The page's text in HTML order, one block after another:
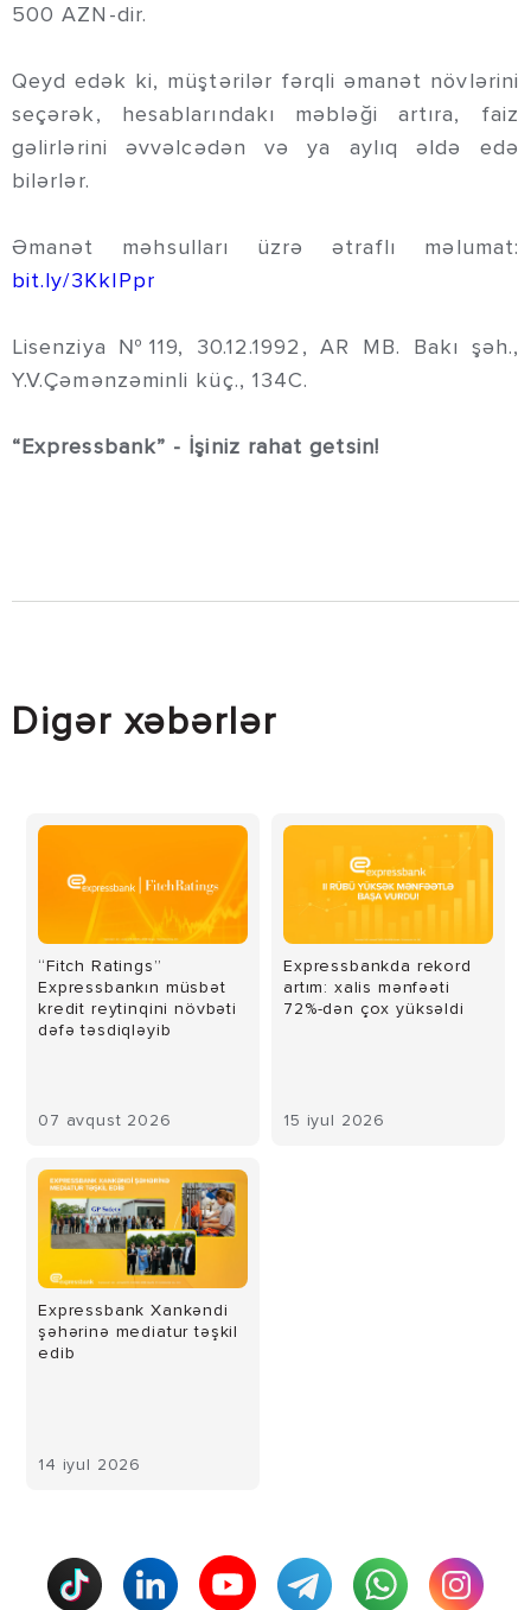
500 AZN-dir.
Qeyd edək ki, müştərilər fərqli əmanət növlərini
seçərək, hesablarındakı məbləği artıra, faiz
gəlirlərini əvvəlcədən və ya aylıq əldə edə
bilərlər.
Əmanət məhsulları üzrə ətraflı məlumat:
bit.ly/3KkIPpr
Lisenziya №119, 30.12.1992, AR MB. Bakı şəh.,
Y.V.Çəmənzəminli küç., 134C.
“Expressbank” - İşiniz rahat getsin!
Digər xəbərlər
“Fitch Ratings”
Expressbankın müsbət
kredit reytinqini növbəti
dəfə təsdiqləyib
07 avqust 2026
Expressbankda rekord
artım: xalis mənfəəti
72%-dən çox yüksəldi
15 iyul 2026
Expressbank Xankəndi
şəhərinə mediatur təşkil
edib
14 iyul 2026